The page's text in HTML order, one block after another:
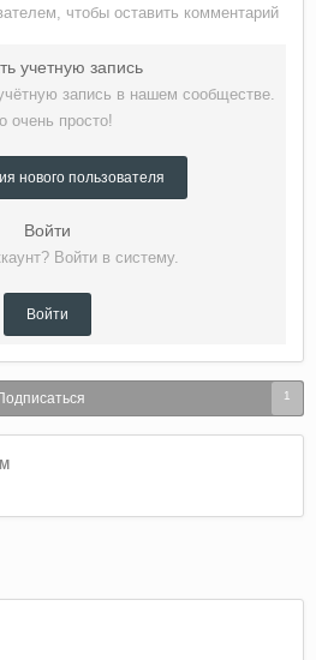
чтобы оставить комментарий
учетную запись
запись в нашем сообществе.
очень просто!
нового пользователя
Войти
Войти в систему.
Войти
1